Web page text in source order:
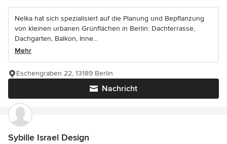
Nelka hat sich spezialisiert auf die Planung und Bepflanzung
von kleinen urbanen Grünflächen in Berlin: Dachterrasse,
Dachgarten, Balkon, Inne...
Mehr
Nachricht
Eschengraben 22, 13189 Berlin
Sybille Israel Design